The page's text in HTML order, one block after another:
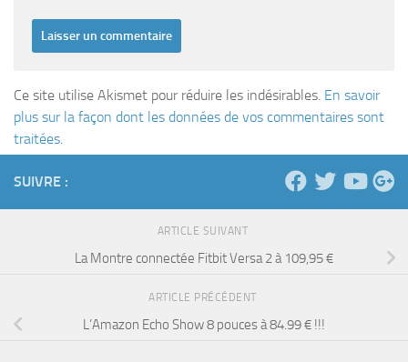
Ce site utilise Akismet pour réduire les indésirables. En savoir
plus sur la façon dont les données de vos commentaires sont
traitées.
SUIVRE :
ARTICLE SUIVANT
La Montre connectée Fitbit Versa 2 à 109,95 €
ARTICLE PRÉCÉDENT
L’Amazon Echo Show 8 pouces à 84.99 € !!!